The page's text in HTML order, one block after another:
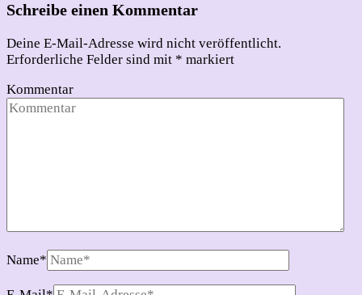
Schreibe einen Kommentar
Deine E-Mail-Adresse wird nicht veröffentlicht.
Erforderliche Felder sind mit * markiert
Kommentar
Name*